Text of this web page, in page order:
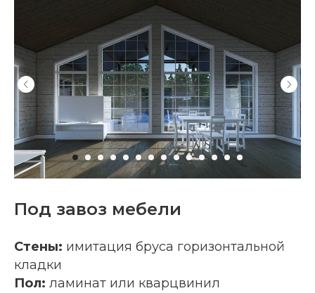
Под завоз мебели
Стены: имитация бруса горизонтальной
кладки
Пол: ламинат или кварцвинил